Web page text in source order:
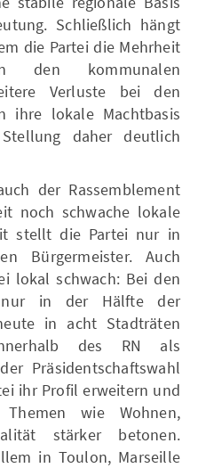
Schließlich hängt
die Partei die Mehrheit
den kommunalen
Verluste bei den
ihre lokale Machtbasis
daher deutlich
der Rassemblement
noch schwache lokale
stellt die Partei nur in
Bürgermeister. Auch
lokal schwach: Bei den
in der Hälfte der
in acht Stadträten
des RN als
Präsidentschaftswahl
ihr Profil erweitern und
wie Wohnen,
stärker betonen.
in Toulon, Marseille